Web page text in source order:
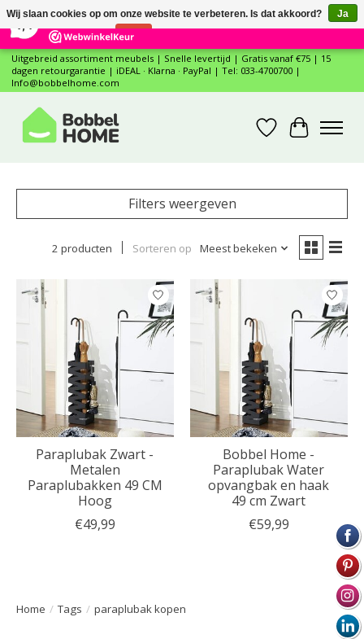
12 Reviews ×
Uitgebreid assortiment meubels | Snelle levertijd | Gratis vanaf €75 | 15
dagen retourgarantie | iDEAL · Klarna · PayPal | Tel: 033-4700700 |
Info@bobbelhome.com
Verlanglijst
Home / Tags / paraplubak kopen
Filters weergeven
2 producten Sorteren op Meest bekeken
Paraplubak Zwart -
Metalen
Paraplubakken 49 CM
Hoog
€49,99
Bobbel Home -
Paraplubak Water
opvangbak en haak
49 cm Zwart
€59,99
Wij slaan cookies op om onze website te verbeteren. Is dat akkoord?
Ja
Nee